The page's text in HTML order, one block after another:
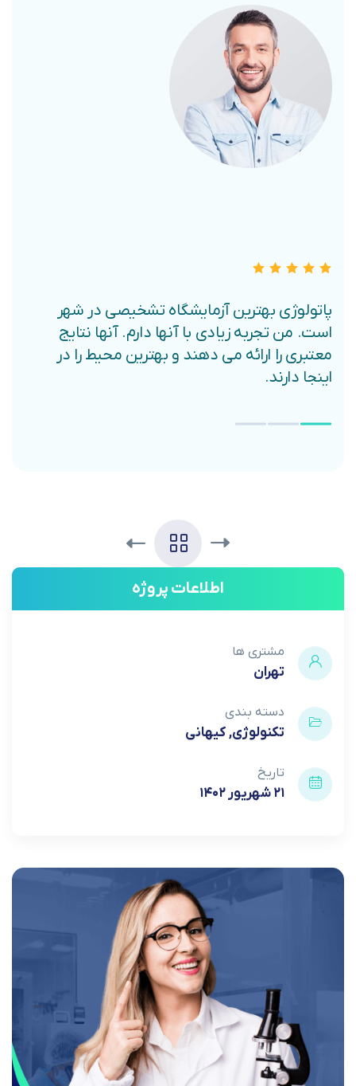
پاتولوژی بهترین آزمایشگاه تشخیصی در شهر
است. من تجربه زیادی با آنها دارم. آنها نتایج
معتبری را ارائه می دهند و بهترین محیط را در
اینجا دارند.
اطلاعات پروژه
مشتری ها
تهران
دسته بندی
تکنولوژی کیهانی
تاریخ